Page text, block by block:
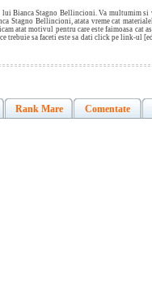
Bianca Stagno Bellincioni. Va multumim si
Stagno Bellincioni, atata vreme cat
atat motivul pentru care este faimoasa cat
trebuie sa faceti este sa dati click pe link-ul
Rank Mare Comentate